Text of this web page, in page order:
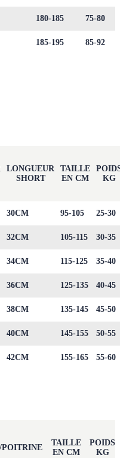
180-185 75-80
185-195 85-92
LONGUEUR
SHORT
TAILLE
EN CM
KG
30CM 95-105 25-30
32CM 105-115 30-35
34CM 115-125 35-40
36CM 125-135 40-45
38CM 135-145 45-50
40CM 145-155 50-55
42CM 155-165 55-60
POITRINE
TAILLE
EN CM
POIDS
KG